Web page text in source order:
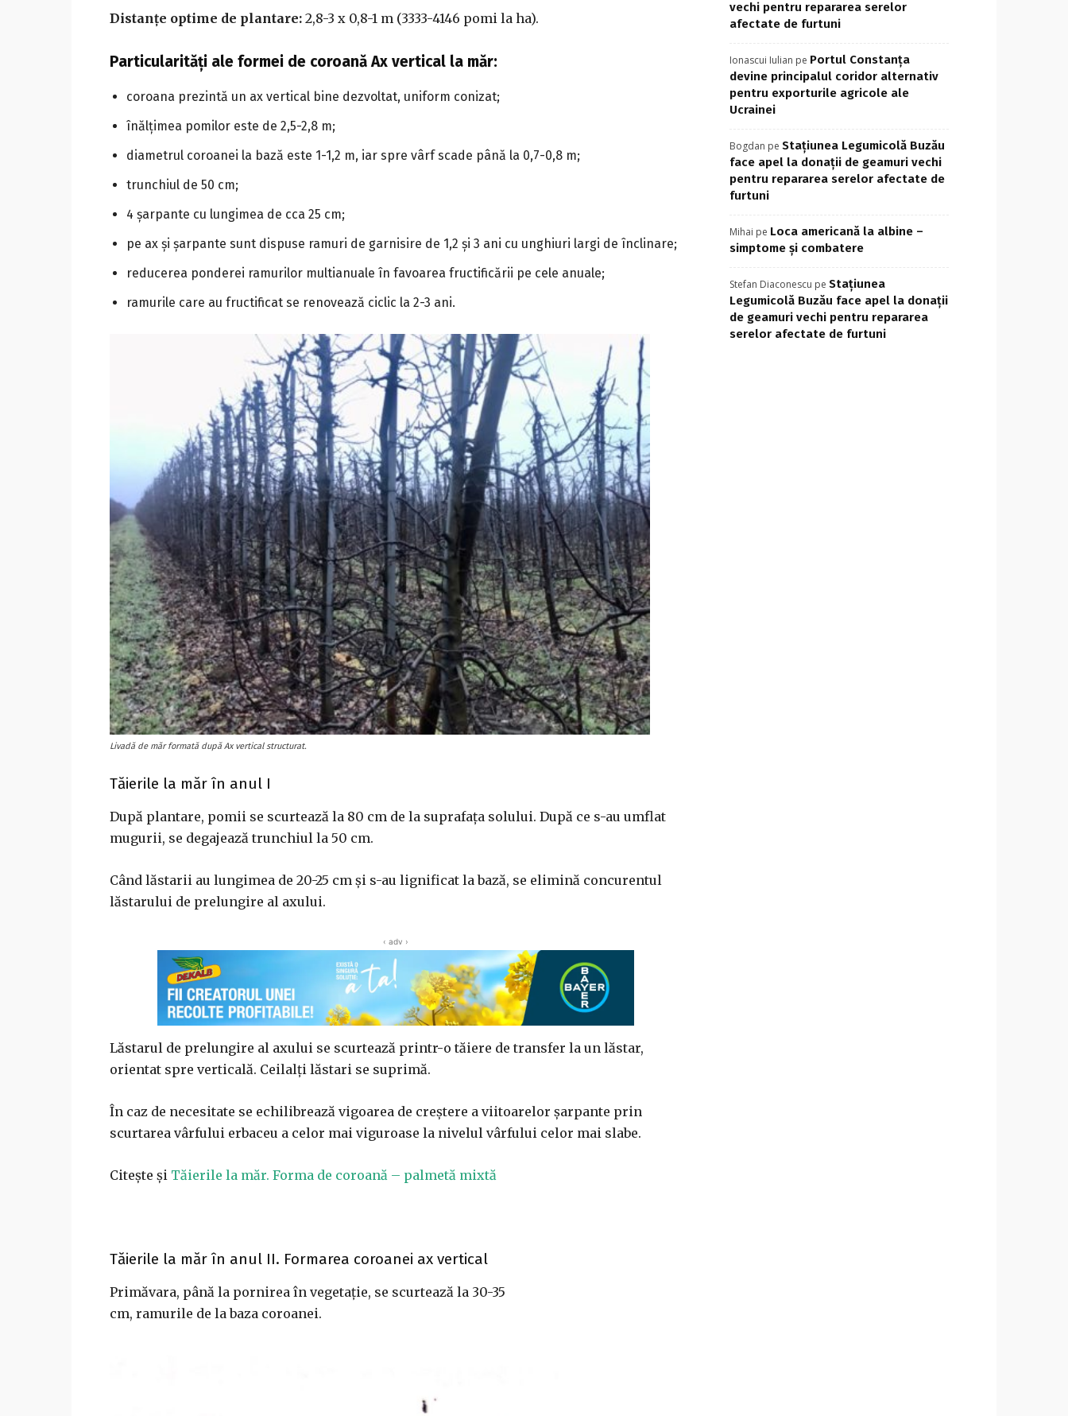
Distanțe optime de plantare: 2,8-3 x 0,8-1 m (3333-4146 pomi la ha).
Particularități ale formei de coroană Ax vertical la măr:
coroana prezintă un ax vertical bine dezvoltat, uniform conizat;
înălțimea pomilor este de 2,5-2,8 m;
diametrul coroanei la bază este 1-1,2 m, iar spre vârf scade până la 0,7-0,8 m;
trunchiul de 50 cm;
4 șarpante cu lungimea de cca 25 cm;
pe ax și șarpante sunt dispuse ramuri de garnisire de 1,2 și 3 ani cu unghiuri largi de înclinare;
reducerea ponderei ramurilor multianuale în favoarea fructificării pe cele anuale;
ramurile care au fructificat se renovează ciclic la 2-3 ani.
Livadă de măr formată după Ax vertical structurat.
Tăierile la măr în anul I
După plantare, pomii se scurtează la 80 cm de la suprafaţa solului. După ce s-au umflat
mugurii, se degajează trunchiul la 50 cm.
Când lăstarii au lungimea de 20-25 cm şi s-au lignificat la bază, se elimină concurentul
lăstarului de prelungire al axului.
‹ adv ›
Lăstarul de prelungire al axului se scurtează printr-o tăiere de transfer la un lăstar,
orientat spre verticală. Ceilalţi lăstari se suprimă.
În caz de necesitate se echilibrează vigoarea de creştere a viitoarelor şarpante prin
scurtarea vârfului erbaceu a celor mai viguroase la nivelul vârfului celor mai slabe.
Citește și Tăierile la măr. Forma de coroană – palmetă mixtă
Tăierile la măr în anul II. Formarea coroanei ax vertical
Primăvara, până la pornirea în vegetaţie, se scurtează la 30-35
cm, ramurile de la baza coroanei.
vechi pentru repararea serelor
afectate de furtuni
Ionascui Iulian pe Portul Constanța
devine principalul coridor alternativ
pentru exporturile agricole ale
Ucrainei
Bogdan pe Stațiunea Legumicolă Buzău
face apel la donații de geamuri vechi
pentru repararea serelor afectate de
furtuni
Mihai pe Loca americană la albine –
simptome și combatere
Stefan Diaconescu pe Stațiunea
Legumicolă Buzău face apel la donații
de geamuri vechi pentru repararea
serelor afectate de furtuni